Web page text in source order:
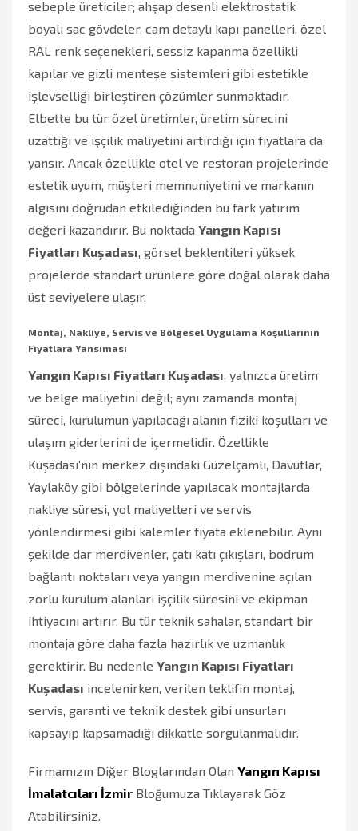
sebeple üreticiler; ahşap desenli elektrostatik
boyalı sac gövdeler, cam detaylı kapı panelleri, özel
RAL renk seçenekleri, sessiz kapanma özellikli
kapılar ve gizli menteşe sistemleri gibi estetikle
işlevselliği birleştiren çözümler sunmaktadır.
Elbette bu tür özel üretimler, üretim sürecini
uzattığı ve işçilik maliyetini artırdığı için fiyatlara da
yansır. Ancak özellikle otel ve restoran projelerinde
estetik uyum, müşteri memnuniyetini ve markanın
algısını doğrudan etkilediğinden bu fark yatırım
değeri kazandırır. Bu noktada Yangın Kapısı
Fiyatları Kuşadası, görsel beklentileri yüksek
projelerde standart ürünlere göre doğal olarak daha
üst seviyelere ulaşır.
Montaj, Nakliye, Servis ve Bölgesel Uygulama Koşullarının
Fiyatlara Yansıması
Yangın Kapısı Fiyatları Kuşadası, yalnızca üretim
ve belge maliyetini değil; aynı zamanda montaj
süreci, kurulumun yapılacağı alanın fiziki koşulları ve
ulaşım giderlerini de içermelidir. Özellikle
Kuşadası’nın merkez dışındaki Güzelçamlı, Davutlar,
Yaylaköy gibi bölgelerinde yapılacak montajlarda
nakliye süresi, yol maliyetleri ve servis
yönlendirmesi gibi kalemler fiyata eklenebilir. Aynı
şekilde dar merdivenler, çatı katı çıkışları, bodrum
bağlantı noktaları veya yangın merdivenine açılan
zorlu kurulum alanları işçilik süresini ve ekipman
ihtiyacını artırır. Bu tür teknik sahalar, standart bir
montaja göre daha fazla hazırlık ve uzmanlık
gerektirir. Bu nedenle Yangın Kapısı Fiyatları
Kuşadası incelenirken, verilen teklifin montaj,
servis, garanti ve teknik destek gibi unsurları
kapsayıp kapsamadığı dikkatle sorgulanmalıdır.
Firmamızın Diğer Bloglarından Olan Yangın Kapısı
İmalatcıları İzmir Bloğumuza Tıklayarak Göz
Atabilirsiniz.